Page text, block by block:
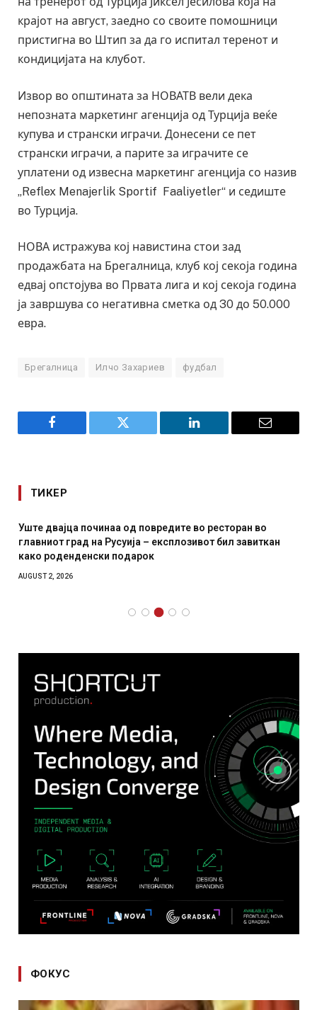
крајот на август, заедно со своите помошници
пристигна во Штип за да го испитал теренот и
кондицијата на клубот.
Извор во општината за НОВАТВ вели дека
непозната маркетинг агенција од Турција веќе
купува и странски играчи. Донесени се пет
странски играчи, а парите за играчите се
уплатени од извесна маркетинг агенција со назив
„Reflex Menajerlik Sportif Faaliyetler“ и седиште
во Турција.
НОВА истражува кој навистина стои зад
продажбата на Брегалница, клуб кој секоја година
едвај опстојува во Првата лига и кој секоја година
ја завршува со негативна сметка од 30 до 50.000
евра.
Брегалница Илчо Захариев фудбал
Facebook Twitter LinkedIn Email
ТИКЕР
Уште двајца починаа од повредите во ресторан во
главниот град на Русуија – експлозивот бил завиткан
како роденденски подарок
AUGUST 2, 2026
ФОКУС